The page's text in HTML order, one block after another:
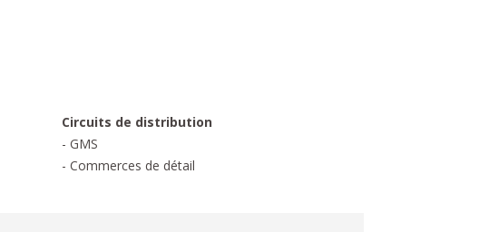
Circuits de distribution
- GMS
- Commerces de détail